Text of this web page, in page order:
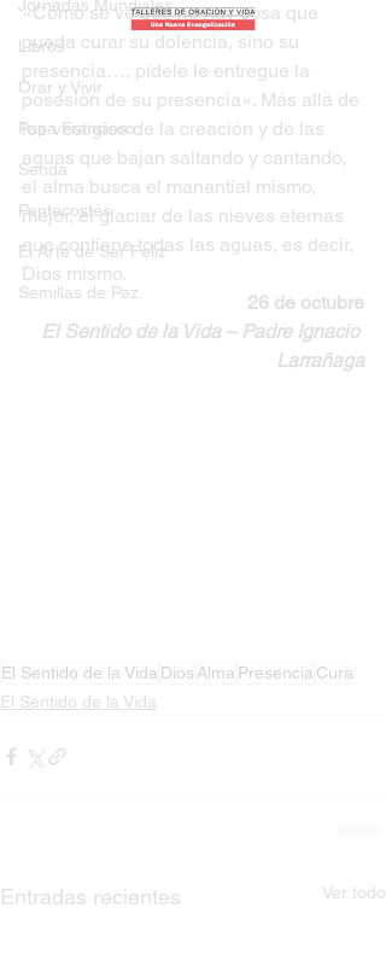
Jornadas Mundiales
Libros
Orar y Vivir
Papa Francisco
Senda
Pentecostés
El Arte de Ser Feliz
Semillas de Paz
«Cómo se ve que no hay cosa que
pueda curar su dolencia, sino su
presencia…, pídele le entregue la
posesión de su presencia». Más allá de
los vestigios de la creación y de las
aguas que bajan saltando y cantando,
el alma busca el manantial mismo,
mejor, el glaciar de las nieves eternas
que contiene todas las aguas, es decir,
Dios mismo.
26 de octubre
El Sentido de la Vida – Padre Ignacio
Larrañaga
El Sentido de la Vida DiosAlma Presencia Cura
El Sentido de la Vida
Entradas recientes Ver todo